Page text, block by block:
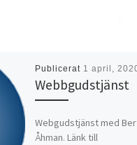
Publicerat 1 april,
Webbgudstjänst
Webgudstjänst med
Åhman. Länk till